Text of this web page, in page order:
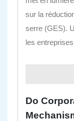
sur la
serre (GES).
les
Do